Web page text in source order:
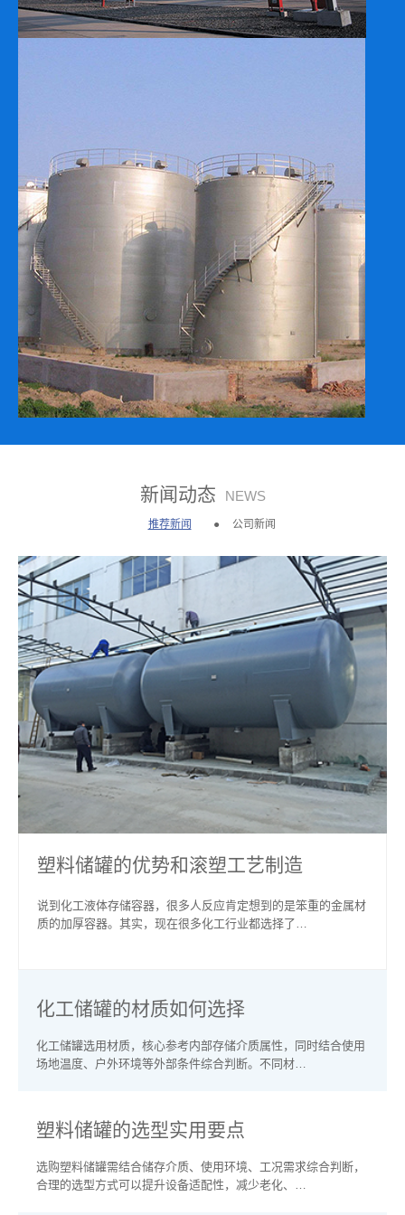
新闻动态 NEWS
推荐新闻 公司新闻
塑料储罐的优势和滚塑工艺制造
说到化工液体存储容器，很多人反应肯定想到的是笨重的金属材
质的加厚容器。其实，现在很多化工行业都选择了…
化工储罐的材质如何选择
化工储罐选用材质，核心参考内部存储介质属性，同时结合使用
场地温度、户外环境等外部条件综合判断。不同材…
塑料储罐的选型实用要点
选购塑料储罐需结合储存介质、使用环境、工况需求综合判断，
合理的选型方式可以提升设备适配性，减少老化、…